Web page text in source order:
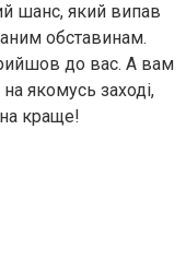
шанс, який випав
обставинам.
до вас. А вам
якомусь заході,
на краще!